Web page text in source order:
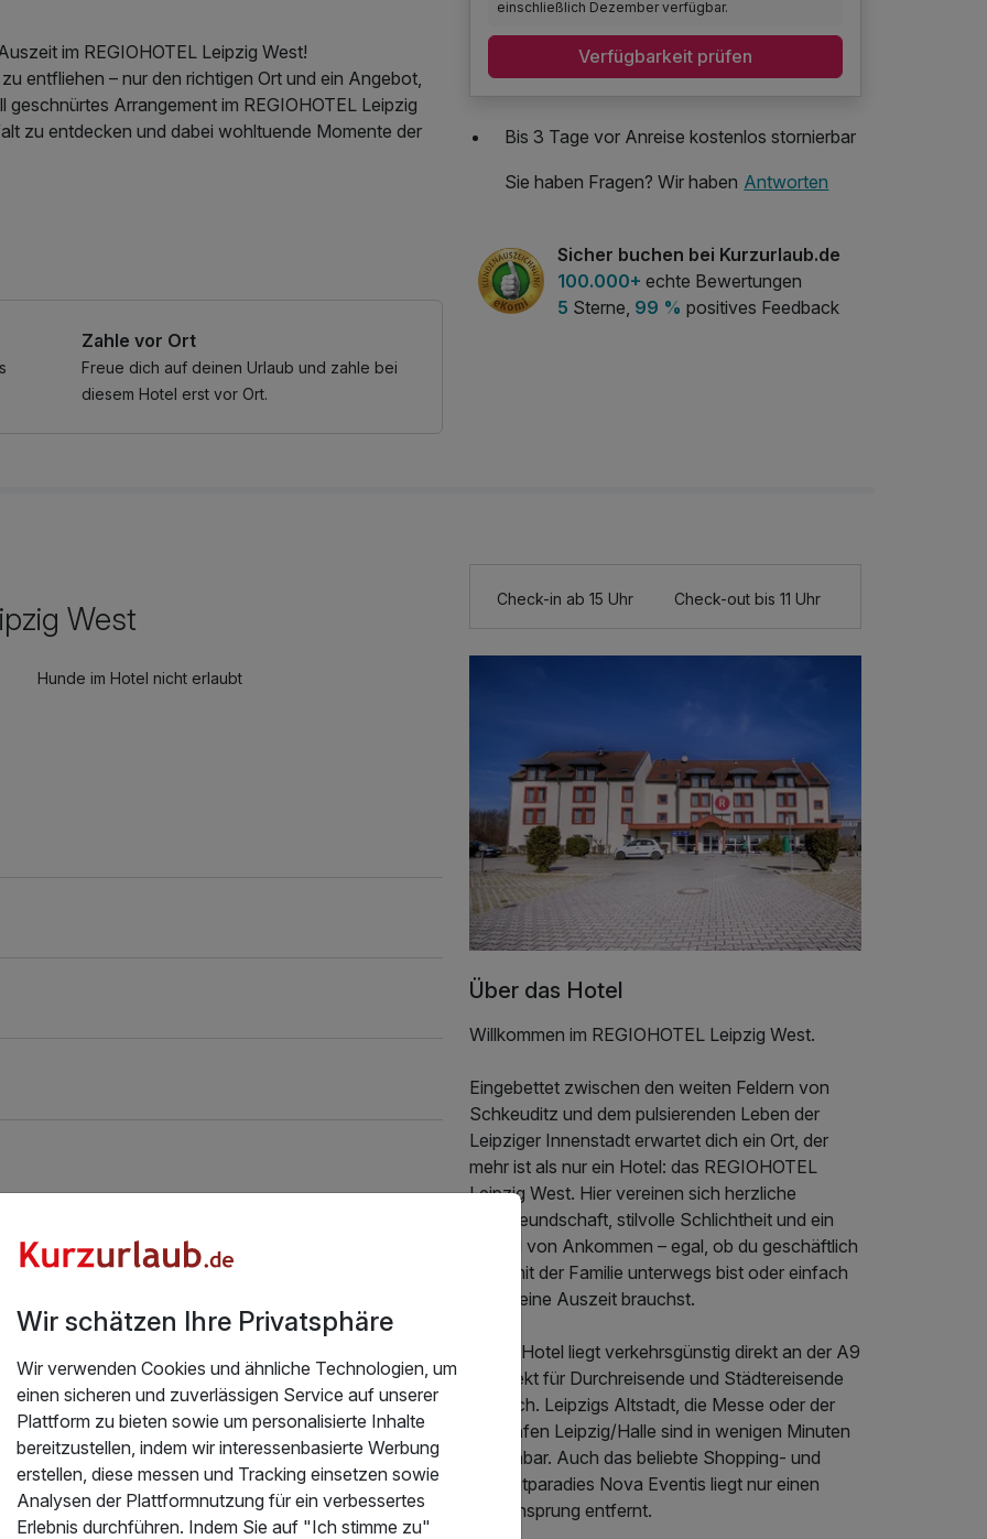
im REGIOHOTEL Leipzig West!
entfliehen – nur den richtigen Ort und ein Angebot,
Arrangement im REGIOHOTEL Leipzig
zu entdecken und dabei wohltuende Momente der
in einem unserer gemütlichen Zimmer – der
Bereits bei Ihrer Ankunft erwartet Sie eine
vom Buffet, das keine Wünsche offenlässt.
Spezialitäten und süße Verführungen – so
Zahle vor Ort
Freue dich auf deinen Urlaub und zahle bei
diesem Hotel erst vor Ort.
einschließlich Dezember verfügbar.
Verfügbarkeit prüfen
Bis 3 Tage vor Anreise kostenlos stornierbar
Sie haben Fragen? Wir haben Antworten
Sicher buchen bei Kurzurlaub.de
100.000+ echte Bewertungen
5 Sterne, 99 % positives Feedback
West
Hunde im Hotel nicht erlaubt
p.P. ab139,00 €
Check-in ab 15 Uhr Check-out bis 11 Uhr
Über das Hotel
Willkommen im REGIOHOTEL Leipzig West.
Eingebettet zwischen den weiten Feldern von
Schkeuditz und dem pulsierenden Leben der
Leipziger Innenstadt erwartet dich ein Ort, der
mehr ist als nur ein Hotel: das REGIOHOTEL
Leipzig West. Hier vereinen sich herzliche
Gastfreundschaft, stilvolle Schlichtheit und ein
Gefühl von Ankommen – egal, ob du geschäftlich
reist, mit der Familie unterwegs bist oder einfach
eine kleine Auszeit brauchst.
Unser Hotel liegt verkehrsgünstig direkt an der A9
– perfekt für Durchreisende und Städtereisende
zugleich. Leipzigs Altstadt, die Messe oder der
Flughafen Leipzig/Halle sind in wenigen Minuten
erreichbar. Auch das beliebte Shopping- und
Freizeitparadies Nova Eventis liegt nur einen
Katzensprung entfernt.
Wir schätzen Ihre Privatsphäre
Wir verwenden Cookies und ähnliche Technologien, um
einen sicheren und zuverlässigen Service auf unserer
Plattform zu bieten sowie um personalisierte Inhalte
bereitzustellen, indem wir interessenbasierte Werbung
erstellen, diese messen und Tracking einsetzen sowie
Analysen der Plattformnutzung für ein verbessertes
Erlebnis durchführen. Indem Sie auf "Ich stimme zu"